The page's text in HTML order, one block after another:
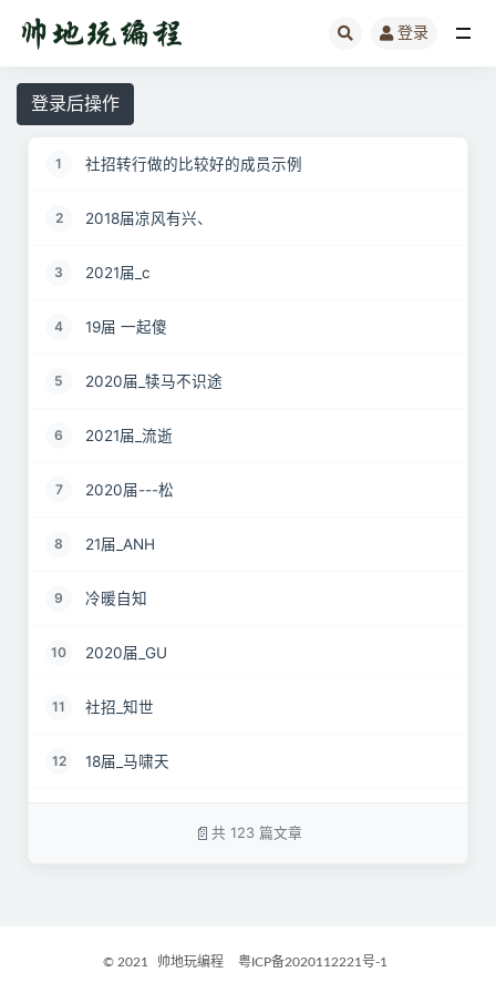
登录
登录后操作
1 社招转行做的比较好的成员示例
2 2018届凉风有兴、
3 2021届_c
4 19届 一起傻
5 2020届_犊马不识途
6 2021届_流逝
7 2020届---松
8 21届_ANH
9 冷暖自知
10 2020届_GU
11 社招_知世
12 18届_马啸天
共 123 篇文章
© 2021 帅地玩编程 粤ICP备2020112221号-1